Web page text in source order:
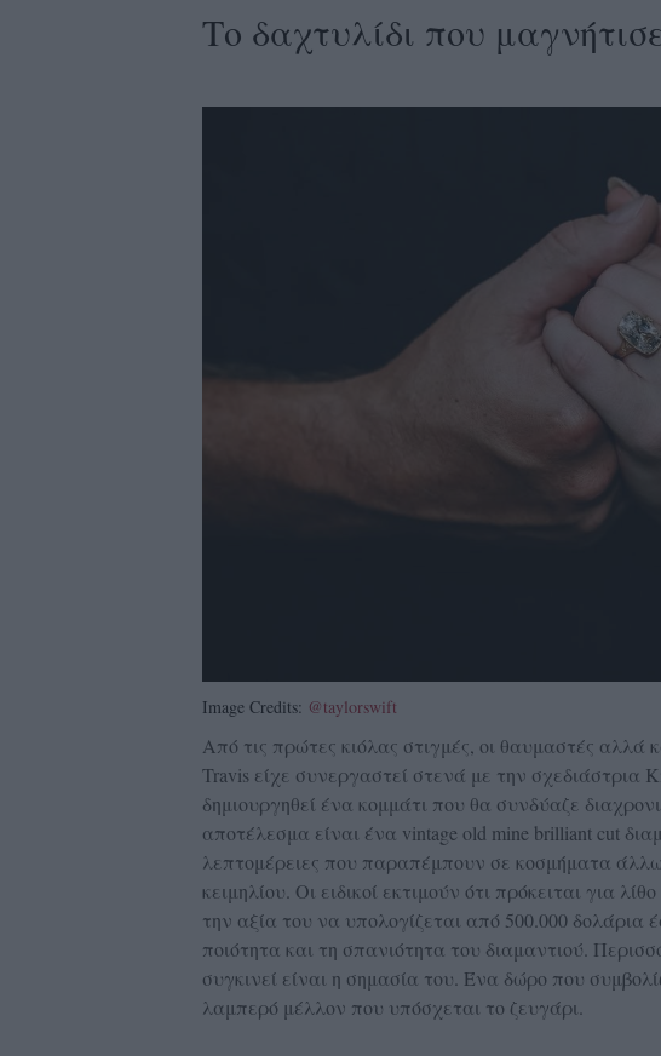
Το δαχτυλίδι που
Image Credits: @taylorswift
Από τις πρώτες κιόλας στιγμές, οι θαυμαστές αλλά
Travis είχε συνεργαστεί στενά με την σχεδιάστρια
δημιουργηθεί ένα κομμάτι που θα συνδύαζε
αποτέλεσμα είναι ένα vintage old mine brilliant cut
λεπτομέρειες που παραπέμπουν σε κοσμήματα
κειμηλίου. Οι ειδικοί εκτιμούν ότι πρόκειται για
την αξία του να υπολογίζεται από 500.000
ποιότητα και τη σπανιότητα του διαμαντιού.
συγκινεί είναι η σημασία του. Ένα δώρο που
λαμπερό μέλλον που υπόσχεται το ζευγάρι.